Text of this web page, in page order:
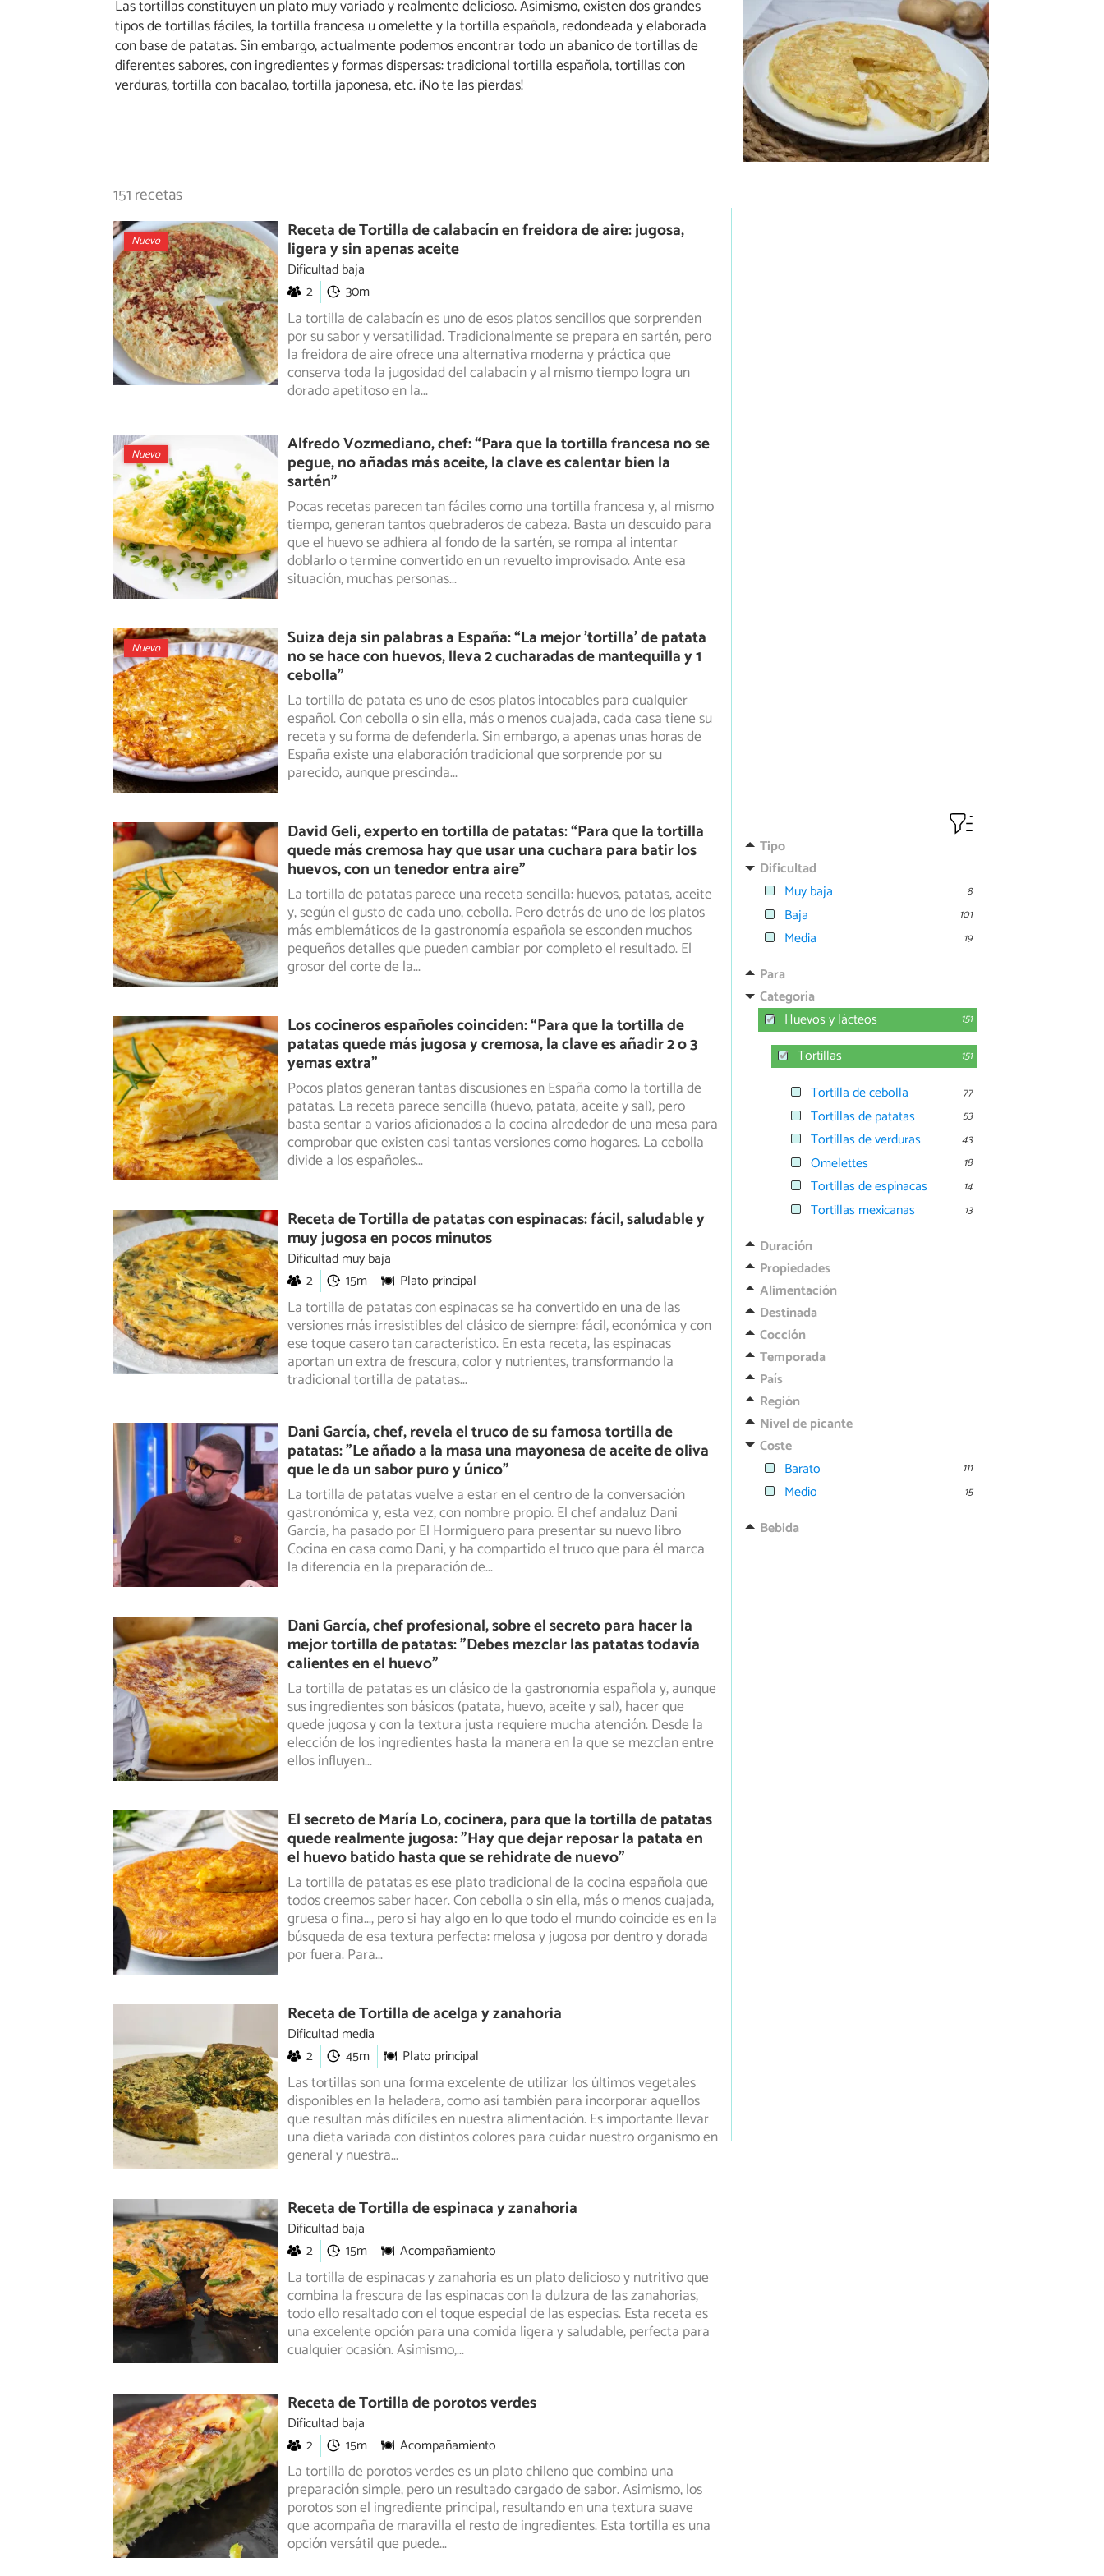
Las tortillas constituyen un plato muy variado y realmente delicioso. Asimismo, existen dos grandes
tipos de tortillas fáciles, la tortilla francesa u omelette y la tortilla española, redondeada y elaborada
con base de patatas. Sin embargo, actualmente podemos encontrar todo un abanico de tortillas de
diferentes sabores, con ingredientes y formas dispersas: tradicional tortilla española, tortillas con
verduras, tortilla con bacalao, tortilla japonesa, etc. ¡No te las pierdas!
151 recetas
Receta de Tortilla de calabacín en freidora de aire: jugosa,
ligera y sin apenas aceite
Dificultad baja
Nuevo
2 30m
La tortilla de calabacín es uno de esos platos sencillos que sorprenden
por su sabor y versatilidad. Tradicionalmente se prepara en sartén,pero
la freidora de aire ofrece una alternativa moderna y práctica que
conserva toda la jugosidad del calabacín y al mismo tiempo logra un
dorado apetitoso en la...
Alfredo Vozmediano, chef: “Para que la tortilla francesa no se
pegue, no añadas más aceite, la clave es calentar bien la
sartén”
Nuevo
Pocas recetas parecen tan fáciles como una tortilla francesa y, al mismo
tiempo, generan tantos quebraderos de cabeza. Basta un descuido para
que el huevo se adhiera al fondo de la sartén, se rompa al intentar
doblarlo o termine convertido en un revuelto improvisado. Ante esa
situación, muchas personas...
Suiza deja sin palabras a España: “La mejor 'tortilla' de patata
no se hace con huevos, lleva 2 cucharadas de mantequilla y 1
cebolla”
Nuevo
La tortilla de patata es uno de esos platos intocables para cualquier
español. Con cebolla o sin ella, más o menos cuajada, cada casa tienesu
receta y su forma de defenderla. Sin embargo, a apenas unas horas de
España existe una elaboración tradicional que sorprende por su
parecido, aunque prescinda...
David Geli, experto en tortilla de patatas: “Para que la tortilla
quede más cremosa hay que usar una cuchara para batir los
huevos, con un tenedor entra aire”
La tortilla de patatas parece una receta sencilla: huevos, patatas, aceite
y, según el gusto de cada uno, cebolla. Pero detrás de uno de losplatos
más emblemáticos de la gastronomía española se esconden muchos
pequeños detalles que pueden cambiar por completo el resultado. El
grosor del corte de la...
Los cocineros españoles coinciden: “Para que la tortilla de
patatas quede más jugosa y cremosa, la clave es añadir 2 o 3
yemas extra”
Pocos platos generan tantas discusiones en España como la tortilla de
patatas. La receta parece sencilla (huevo, patata, aceite y sal), pero
basta sentar a varios aficionados a la cocina alrededor de una mesa para
comprobar que existen casi tantas versiones como hogares. La cebolla
divide a los españoles...
Receta de Tortilla de patatas con espinacas: fácil, saludable y
muy jugosa en pocos minutos
Dificultad muy baja
2
15m Plato principal
La tortilla de patatas con espinacas se ha convertido en una de las
versiones más irresistibles del clásico de siempre: fácil, económica y con
ese toque casero tan característico. En esta receta, las espinacas
aportan un extra de frescura, color y nutrientes, transformando la
tradicional tortilla de patatas...
Dani García, chef, revela el truco de su famosa tortilla de
patatas: "Le añado a la masa una mayonesa de aceite de oliva
que le da un sabor puro y único"
La tortilla de patatas vuelve a estar en el centro de la conversación
gastronómica y, esta vez, con nombre propio. El chef andaluz Dani
García,ha pasado por El Hormiguero para presentar su nuevo libro
Cocina en casa como Dani, y ha compartido el truco que para él marca
la diferencia en la preparación de...
Dani García, chef profesional, sobre el secreto para hacer la
mejor tortilla de patatas: "Debes mezclar las patatas todavía
calientes en el huevo"
La tortilla de patatas es un clásico de la gastronomía española y, aunque
sus ingredientes son básicos (patata, huevo, aceite y sal), hacerque
quede jugosa y con la textura justa requiere mucha atención. Desde la
elección de los ingredientes hasta la manera en la que se mezclan entre
ellos influyen...
El secreto de María Lo, cocinera, para que la tortilla de patatas
quede realmente jugosa: "Hay que dejar reposar la patata en
el huevo batido hasta que se rehidrate de nuevo"
La tortilla de patatas es ese plato tradicional de la cocina española que
todos creemos saber hacer. Con cebolla o sin ella, más o menos cuajada,
gruesa o fina..., pero si hay algo en lo que todo el mundo coincide es en la
búsqueda de esa textura perfecta: melosa y jugosa por dentro y dorada
por fuera. Para...
Receta de Tortilla de acelga y zanahoria
Dificultad media
2
45m Plato principal
Las tortillas son una forma excelente de utilizar los últimos vegetales
disponibles en la heladera, como así también para incorporar aquellos
que resultan más difíciles en nuestra alimentación. Es importante llevar
una dieta variada con distintos colores para cuidar nuestro organismo en
general y nuestra...
Receta de Tortilla de espinaca y zanahoria
Dificultad baja
2
15m Acompañamiento
La tortilla de espinacas y zanahoria es un plato delicioso y nutritivo que
combina la frescura de las espinacas con la dulzura de las zanahorias,
todo ello resaltado con el toque especial de las especias. Esta receta es
una excelente opción para una comida ligera y saludable, perfecta para
cualquier ocasión. Asimismo,...
Receta de Tortilla de porotos verdes
Dificultad baja
2
15m Acompañamiento
La tortilla de porotos verdes es un plato chileno que combina una
preparación simple, pero un resultado cargado de sabor. Asimismo, los
porotosson el ingrediente principal, resultando en una textura suave
que acompaña de maravilla el resto de ingredientes. Esta tortilla es una
opción versátil que puede...
Tipo
Dificultad
Muy baja
8
Baja 101
Media 19
Para
Categoría
Huevos y lácteos
151
Tortillas 151
Tortilla de cebolla 77
Tortillas de patatas 53
Tortillas de verduras 43
Omelettes 18
Tortillas de espinacas 14
Tortillas mexicanas 13
Duración
Propiedades
Alimentación
Destinada
Cocción
Temporada
País
Región
Nivel de picante
Coste
Barato
111
Medio 15
Bebida